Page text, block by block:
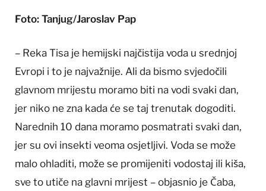
Foto: Tanjug/Jaroslav Pap
– Reka Tisa je hemijski najčistija voda u srednjoj
Evropi i to je najvažnije. Ali da bismo svjedočili
glavnom mrijestu moramo biti na vodi svaki dan,
jer niko ne zna kada će se taj trenutak dogoditi.
Narednih 10 dana moramo posmatrati svaki dan,
jer su ovi insekti veoma osjetljivi. Voda se može
malo ohladiti, može se promijeniti vodostaj ili kiša,
sve to utiče na glavni mrijest – objasnio je Čaba,